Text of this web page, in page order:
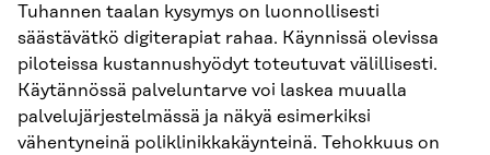
Tuhannen taalan kysymys on luonnollisesti
säästävätkö digiterapiat rahaa. Käynnissä olevissa
piloteissa kustannushyödyt toteutuvat välillisesti.
Käytännössä palveluntarve voi laskea muualla
palvelujärjestelmässä ja näkyä esimerkiksi
vähentyneinä poliklinikkakäynteinä. Tehokkuus on